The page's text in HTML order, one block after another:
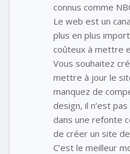
connus comme
Le web est un
plus en plus
coûteux à mettre
Vous souhaitez
mettre à jour le
manquez de
design, il n’est
dans une refonte
de créer un site
C’est le meilleur